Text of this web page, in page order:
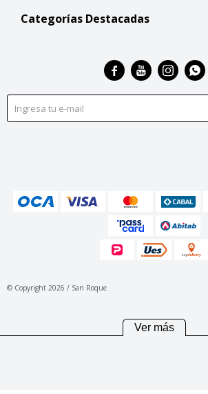
Categorías Destacadas
   
© Copyright 2026 / San Roque
Ver más